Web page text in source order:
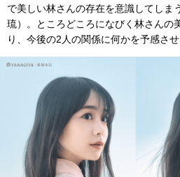
で美しい林さんの存在を意識してしま
琉）。ところどころになびく林さんの
り、今後の2人の関係に何かを予感さ